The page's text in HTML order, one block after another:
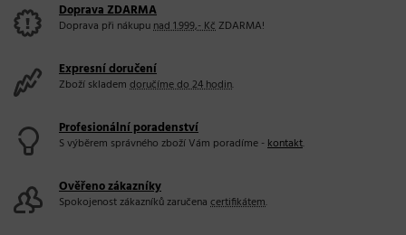
Doprava ZDARMA
Doprava při nákupunad 1.999,- KčZDARMA!
Expresní doručení
Zboží skladem doručíme do 24 hodin.
Profesionální poradenství
S výběrem správného zboží Vám poradíme -kontakt.
Ověřeno zákazníky
Spokojenost zákazníků zaručena certifikátem.